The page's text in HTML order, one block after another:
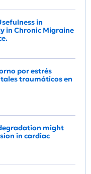
in
in Chronic Migraine
por estrés
traumáticos en
might
in cardiac